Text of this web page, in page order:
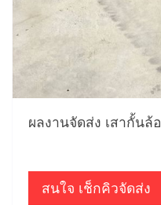
ผลงานจัดส่ง เสากั้นล้อ
สนใจ เช็กคิวจัดส่ง